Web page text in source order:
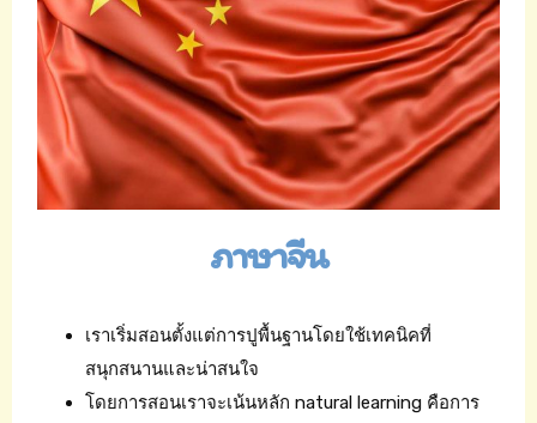
ภาษาจีน
เราเริ่มสอนตั้งแต่การปูพื้นฐานโดยใช้เทคนิคที่
สนุกสนานและน่าสนใจ
โดยการสอนเราจะเน้นหลัก natural learning คือการ